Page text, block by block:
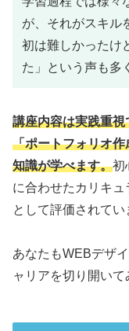
が、それがスキル
初は難しかったけ
た」という声も多
講座内容は実践重
「ポートフォリオ
知識が学べます。初
に合わせたカリキ
として評価されてい
あなたもWEBデザ
ャリアを切り開いて